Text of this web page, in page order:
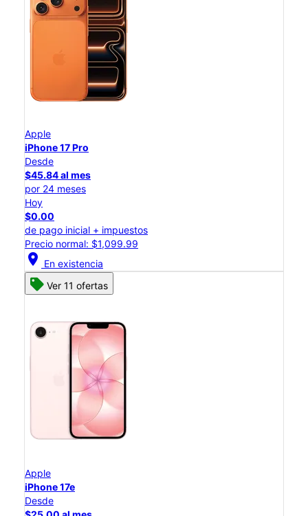
Apple
iPhone 17 Pro
Desde
$45.84 al mes
por 24 meses
Hoy
$0.00
de pago inicial + impuestos
Precio normal: $1,099.99
location_on En existencia
Ver 11 ofertas
Apple
iPhone 17e
Desde